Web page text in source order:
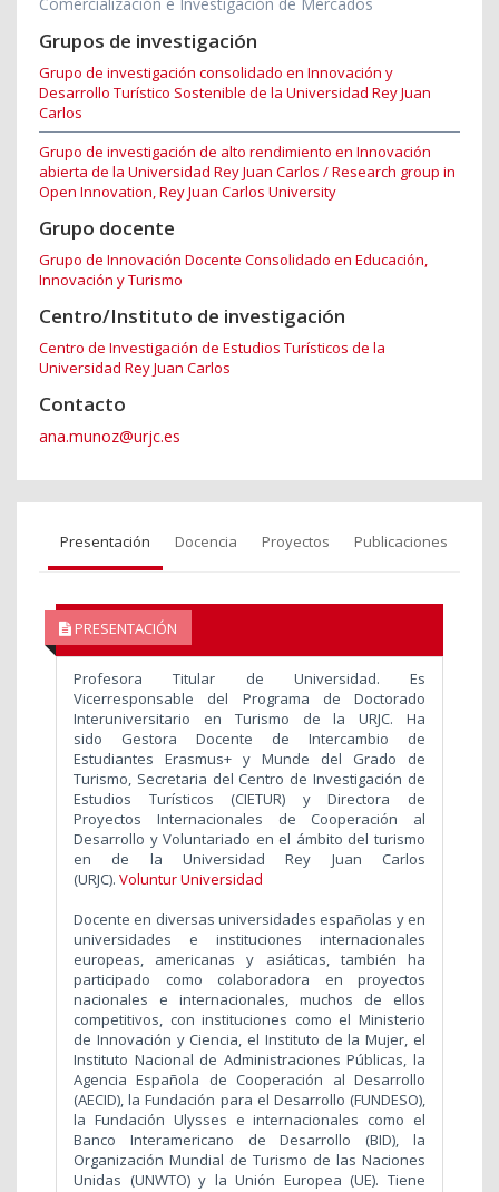
Grupos de investigación
Grupo de investigación consolidado en Innovación y
Desarrollo Turístico Sostenible de la Universidad Rey Juan
Carlos
Grupo de investigación de alto rendimiento en Innovación
abierta de la Universidad Rey Juan Carlos / Research group in
Open Innovation, Rey Juan Carlos University
Grupo docente
Grupo de Innovación Docente Consolidado en Educación,
Innovación y Turismo
Centro/Instituto de investigación
Centro de Investigación de Estudios Turísticos de la
Universidad Rey Juan Carlos
Contacto
ana.munoz@urjc.es
Presentación Docencia Proyectos Publicaciones
PRESENTACIÓN
Profesora Titular de Universidad. Es
Vicerresponsable del Programa de Doctorado
Interuniversitario en Turismo de la URJC. Ha
sido Gestora Docente de Intercambio de
Estudiantes Erasmus+ y Munde del Grado de
Turismo, Secretaria del Centro de Investigación de
Estudios Turísticos (CIETUR) y Directora de
Proyectos Internacionales de Cooperación al
Desarrollo y Voluntariado en el ámbito del turismo
en de la Universidad Rey Juan Carlos
(URJC). Voluntur Universidad
Docente en diversas universidades españolas y en
universidades e instituciones internacionales
europeas, americanas y asiáticas, también ha
participado como colaboradora en proyectos
nacionales e internacionales, muchos de ellos
competitivos, con instituciones como el Ministerio
de Innovación y Ciencia, el Instituto de la Mujer, el
Instituto Nacional de Administraciones Públicas, la
Agencia Española de Cooperación al Desarrollo
(AECID), la Fundación para el Desarrollo (FUNDESO),
la Fundación Ulysses e internacionales como el
Banco Interamericano de Desarrollo (BID), la
Organización Mundial de Turismo de las Naciones
Unidas (UNWTO) y la Unión Europea (UE). Tiene